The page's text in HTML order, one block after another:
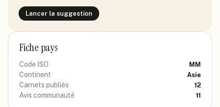
Lancer la suggestion
Fiche pays
Code ISO MM
Continent Asie
Carnets publiés 12
Avis communauté 11